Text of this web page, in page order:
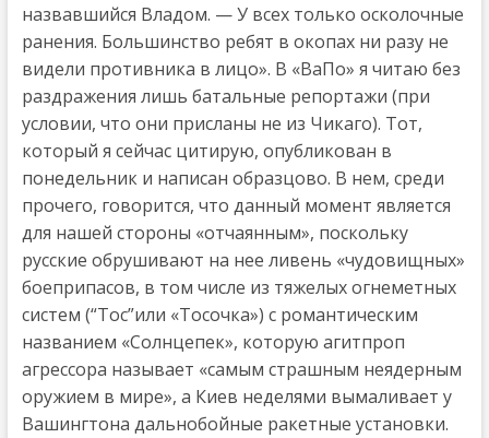
назвавшийся Владом. — У всех только осколочные
ранения. Большинство ребят в окопах ни разу не
видели противника в лицо». В «ВаПо» я читаю без
раздражения лишь батальные репортажи (при
условии, что они присланы не из Чикаго). Тот,
который я сейчас цитирую, опубликован в
понедельник и написан образцово. В нем, среди
прочего, говорится, что данный момент является
для нашей стороны «отчаянным», поскольку
русские обрушивают на нее ливень «чудовищных»
боеприпасов, в том числе из тяжелых огнеметных
систем (“Тос”или «Тосочка») с романтическим
названием «Солнцепек», которую агитпроп
агрессора называет «самым страшным неядерным
оружием в мире», а Киев неделями вымаливает у
Вашингтона дальнобойные ракетные установки.